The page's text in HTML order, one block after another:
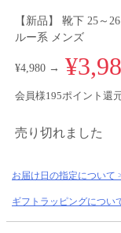
【新品】 靴下 25～
ルー系 メンズ
¥4,980 →
会員様195ポイント還
売り切れました
お届け日の指定について
ギフトラッピングについ